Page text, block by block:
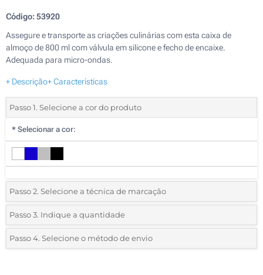
Código:53920
Assegure e transporte as criações culinárias com esta caixa de
almoço de 800 ml com válvula em silicone e fecho de encaixe.
Adequada para micro-ondas.
+ Descrição+ Características
Passo 1. Selecione a cor do produto
* Selecionar a cor:
Passo 2. Selecione a técnica de marcação
*Selecione o tipo de marcação e as cores do logotipo:
1 Cor (Num lado)
Passo 3. Indique a quantidade
*Quantidade mínima:25
Passo 4. Selecione o método de envio